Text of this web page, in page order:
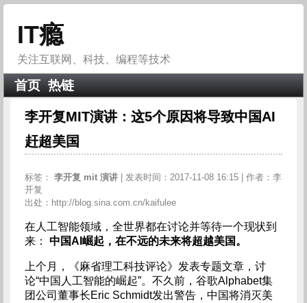
IT瘾
关注互联网、科技、编程等技术
首页 热链
李开复MIT演讲：这5个原因将导致中国AI
赶超美国
标签： 李开复 mit 演讲
| 发表时间：2017-11-08 16:15 | 作者：李
开复
出处：http://blog.sina.com.cn/kaifulee
在人工智能领域，全世界都在讨论并等待一个现状到
来： 中国AI崛起，在不远的未来将超越美国。
上个月，《麻省理工科技评论》发表专题文章，讨
论“中国人工智能的崛起”。不久前，谷歌Alphabet集
团公司董事长Eric Schmidt发出警告，中国将消灭美